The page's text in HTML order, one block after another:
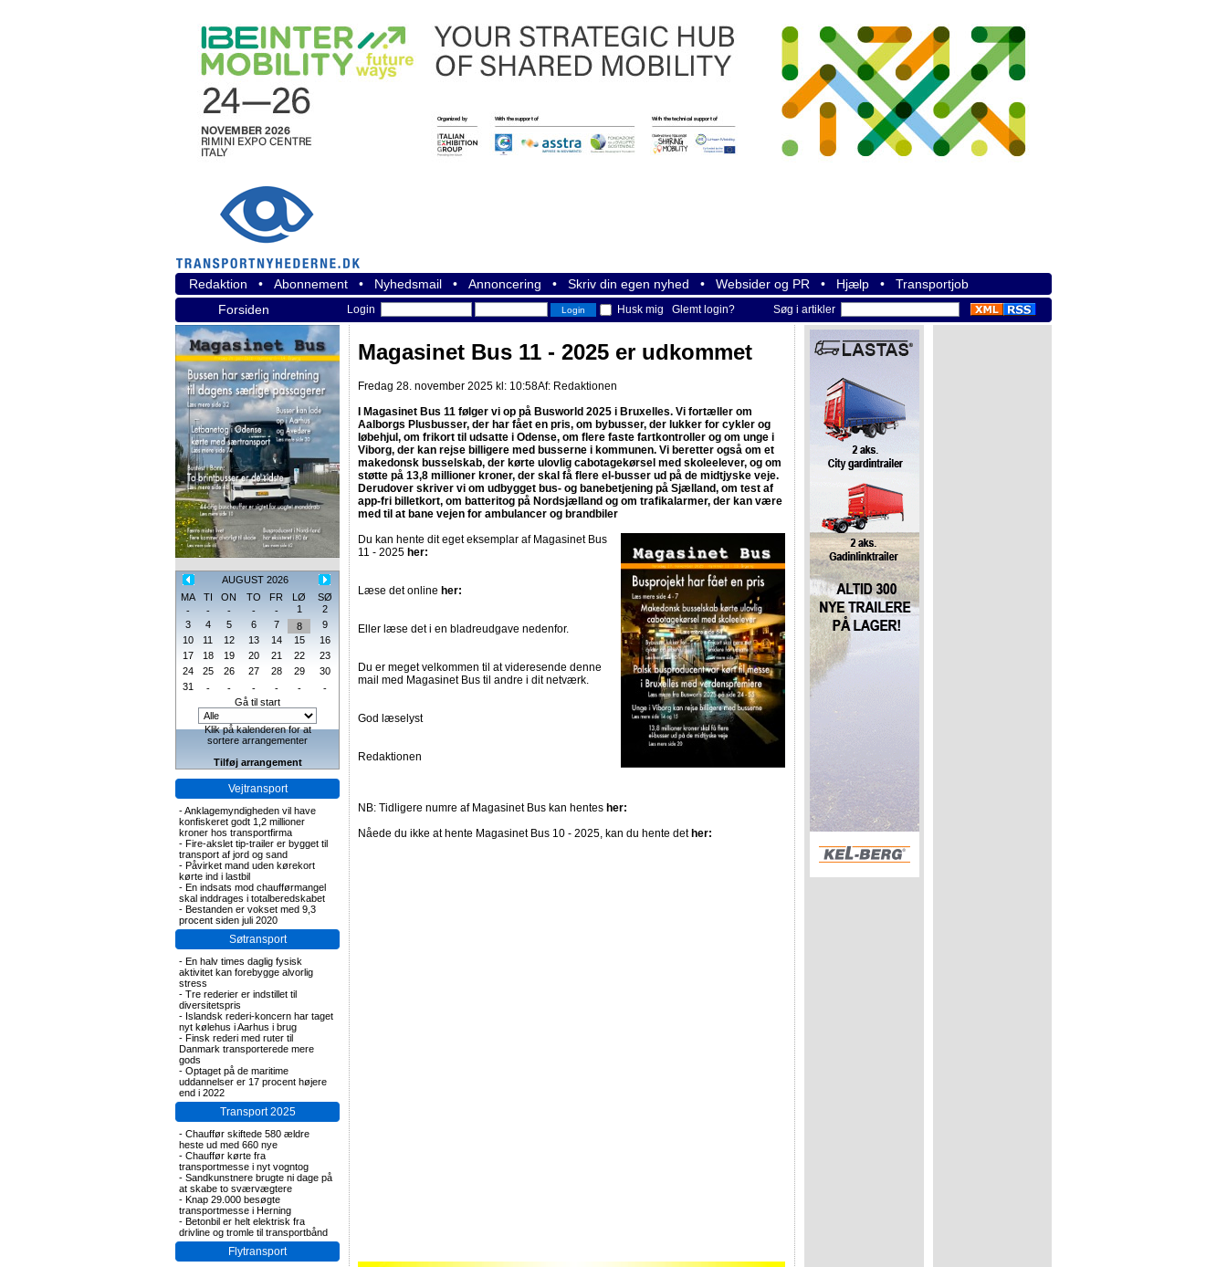
Redaktion • Abonnement • Nyhedsmail • Annoncering • Skriv din egen nyhed • Websider og PR • Hjælp • Transportjob
Forsiden
Login Husk mig Glemt login? Søg i artikler
AUGUST 2026
MA
TI ON TO FR LØ
SØ
-
- - - - 1
2
3
4 5 6 7 8
9
10
11 12 13 14 15
16
17
18 19 20 21 22
23
24
25 26 27 28 29
30
31
- - - - -
-
Gå til start
Klik på kalenderen for at
sortere arrangementer
Tilføj arrangement
Vejtransport
-Anklagemyndigheden vil have
konfiskeret godt 1,2 millioner
kroner hos transportfirma
- Fire-akslet tip-trailer er bygget til
transport af jord og sand
- Påvirket mand uden kørekort
kørte ind i lastbil
- En indsats mod chaufførmangel
skal inddrages i totalberedskabet
- Bestanden er vokset med 9,3
procent siden juli 2020
Søtransport
- En halv times daglig fysisk
aktivitet kan forebygge alvorlig
stress
- Tre rederier er indstillet til
diversitetspris
- Islandsk rederi-koncern har taget
nyt kølehus i Aarhus i brug
- Finsk rederi med ruter til
Danmark transporterede mere
gods
- Optaget på de maritime
uddannelser er 17 procent højere
end i 2022
Transport 2025
- Chauffør skiftede 580 ældre
heste ud med 660 nye
- Chauffør kørte fra
transportmesse i nyt vogntog
- Sandkunstnere brugte ni dage på
at skabe to sværvægtere
- Knap 29.000 besøgte
transportmesse i Herning
- Betonbil er helt elektrisk fra
drivline og tromle til transportbånd
Flytransport
Magasinet Bus 11 - 2025 er udkommet
Fredag 28. november 2025 kl: 10:58Af: Redaktionen
I Magasinet Bus 11 følger vi op på Busworld 2025 i Bruxelles. Vi fortæller om
Aalborgs Plusbusser, der har fået en pris, om bybusser, der lukker for cykler og
løbehjul, om frikort til udsatte i Odense, om flere faste fartkontroller og om unge i
Viborg, der kan rejse billigere med busserne i kommunen. Vi beretter også om et
makedonsk busselskab, der kørte ulovlig cabotagekørsel med skoleelever, og om
støtte på 13,8 millioner kroner, der skal få flere el-busser ud på de midtjyske veje.
Derudover skriver vi om udbygget bus- og banebetjening på Sjælland, om test af
app-fri billetkort, om batteritog på Nordsjælland og om trafikalarmer, der kan være
med til at bane vejen for ambulancer og brandbiler
Du kan hente dit eget eksemplar af Magasinet Bus
11 - 2025 her:
Læse det online her:
Eller læse det i en bladreudgave nedenfor.
Du er meget velkommen til at videresende denne
mail med Magasinet Bus til andre i dit netværk.
God læselyst
Redaktionen
NB: Tidligere numre af Magasinet Bus kan hentes her:
Nåede du ikke at hente Magasinet Bus 10 - 2025, kan du hente det her: